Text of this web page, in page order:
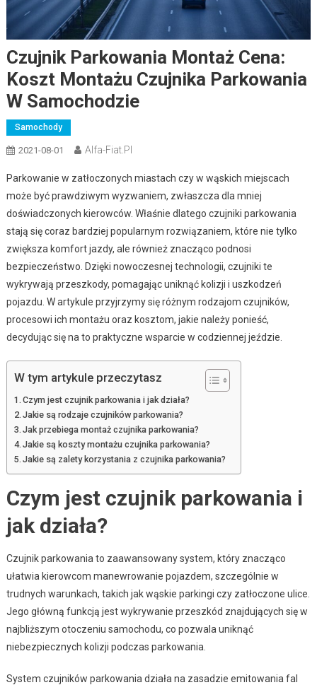
Czujnik Parkowania Montaż Cena:
Koszt Montażu Czujnika Parkowania
W Samochodzie
Samochody
2021-08-01 Alfa-Fiat.pl
Parkowanie w zatłoczonych miastach czy w wąskich miejscach
może być prawdziwym wyzwaniem, zwłaszcza dla mniej
doświadczonych kierowców. Właśnie dlatego czujniki parkowania
stają się coraz bardziej popularnym rozwiązaniem, które nie tylko
zwiększa komfort jazdy, ale również znacząco podnosi
bezpieczeństwo. Dzięki nowoczesnej technologii, czujniki te
wykrywają przeszkody, pomagając uniknąć kolizji i uszkodzeń
pojazdu. W artykule przyjrzymy się różnym rodzajom czujników,
procesowi ich montażu oraz kosztom, jakie należy ponieść,
decydując się na to praktyczne wsparcie w codziennej jeździe.
W tym artykule przeczytasz
Czym jest czujnik parkowania i jak działa?
Jakie są rodzaje czujników parkowania?
Jak przebiega montaż czujnika parkowania?
Jakie są koszty montażu czujnika parkowania?
Jakie są zalety korzystania z czujnika parkowania?
Czym jest czujnik parkowania i
jak działa?
Czujnik parkowania to zaawansowany system, który znacząco
ułatwia kierowcom manewrowanie pojazdem, szczególnie w
trudnych warunkach, takich jak wąskie parkingi czy zatłoczone ulice.
Jego główną funkcją jest wykrywanie przeszkód znajdujących się w
najbliższym otoczeniu samochodu, co pozwala uniknąć
niebezpiecznych kolizji podczas parkowania.
System czujników parkowania działa na zasadzie emitowania fal